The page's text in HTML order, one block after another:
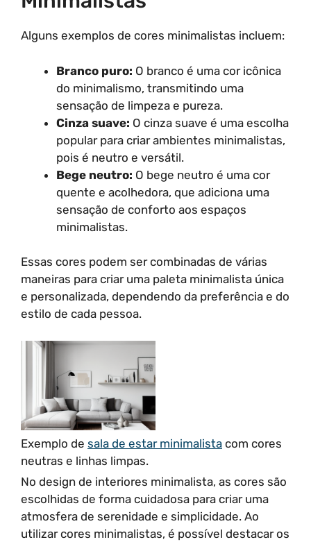
Alguns exemplos de cores minimalistas incluem:
Branco puro: O branco é uma cor icônica
do minimalismo, transmitindo uma
sensação de limpeza e pureza.
Cinza suave: O cinza suave é uma escolha
popular para criar ambientes minimalistas,
pois é neutro e versátil.
Bege neutro: O bege neutro é uma cor
quente e acolhedora, que adiciona uma
sensação de conforto aos espaços
minimalistas.
Essas cores podem ser combinadas de várias
maneiras para criar uma paleta minimalista única
e personalizada, dependendo da preferência e do
estilo de cada pessoa.
Exemplo de sala de estar minimalista com cores
neutras e linhas limpas.
No design de interiores minimalista, as cores são
escolhidas de forma cuidadosa para criar uma
atmosfera de serenidade e simplicidade. Ao
utilizar cores minimalistas, é possível destacar os